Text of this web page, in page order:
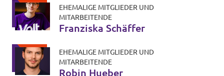
EHEMALIGE MITGLIEDER UND
MITARBEITENDE
Franziska Schäffer
EHEMALIGE MITGLIEDER UND
MITARBEITENDE
Robin Hueber